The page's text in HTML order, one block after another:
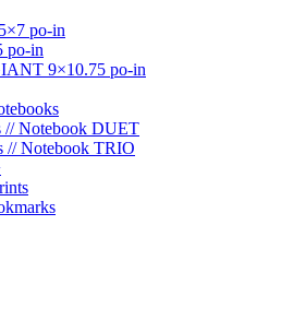
po-in
po-in
9×10.75 po-in
// Notebook DUET
// Notebook TRIO